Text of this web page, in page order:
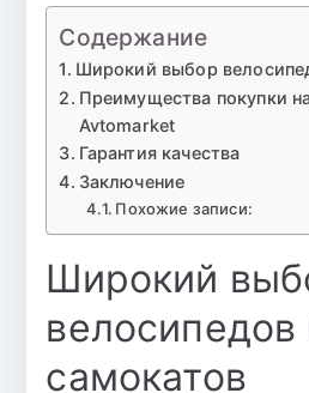
Содержание
Широкий выбор
Преимущества покупки
Avtomarket
Гарантия качества
Заключение
Похожие записи:
Широкий
велосипедов
самокатов